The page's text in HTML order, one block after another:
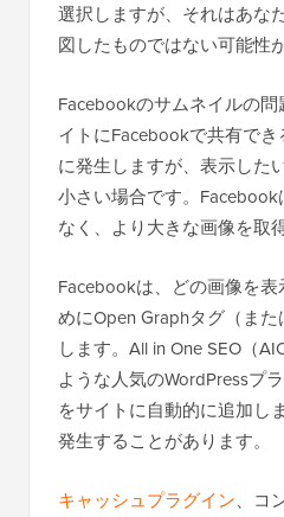
選択しますが、それはあな
図したものではない可能性
Facebookのサムネイルの
イトにFacebookで共有で
に発生しますが、表示した
小さい場合です。
なく、より大きな画像を取
Facebookは、どの画像を
めにOpen Graphタグ（ま
します。All in One SEO（
ような人気のWordPressプ
をサイトに自動的に追加し
発生することがあります。
キャッシュプラグイン、コ